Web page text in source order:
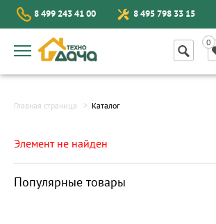
8 499 243 41 00 8 495 798 33 15
Главная страница Каталог
Элемент не найден
Популярные товары